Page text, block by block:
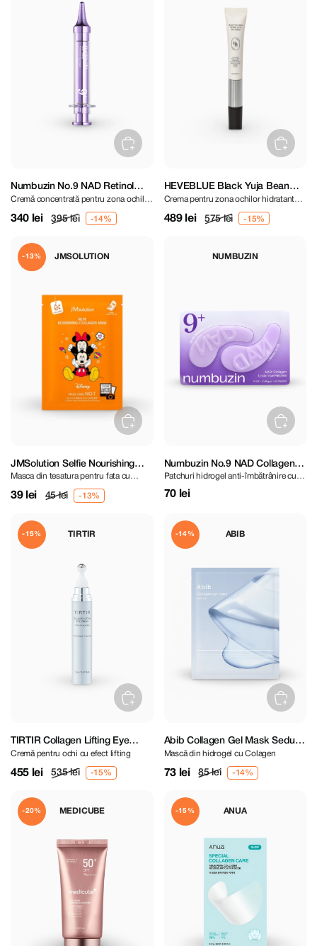
Numbuzin No.9 NAD Retinol
Volumetox Eye Cream 10 ml
Cremă concentrată pentru zona ochilor
340 lei 395 lei
HEVEBLUE Black Yuja Bean
Lifting Auto Eye Cream 15 ml
Crema pentru zona ochilor hidratanta
489 lei 575 lei
JMSOLUTION
-13%
JMSolution Selfie Nourishing
Collagen Mask
Masca din tesatura pentru fata cu
39 lei 45 lei
NUMBUZIN
Numbuzin No.9 NAD Collagen
Under Eye Patches
Patchuri hidrogel anti-îmbătrânire cu
peptide di colagen (1 pereche)
70 lei
TIRTIR
-15%
TIRTIR Collagen Lifting Eye
Cream 15 ml
Cremă pentru ochi cu efect lifting
455 lei 535 lei
ABIB
-14%
Abib Collagen Gel Mask Sedum
Jelly
Mască din hidrogel cu Colagen
73 lei 85 lei
MEDICUBE
-20% ANUA
-15%